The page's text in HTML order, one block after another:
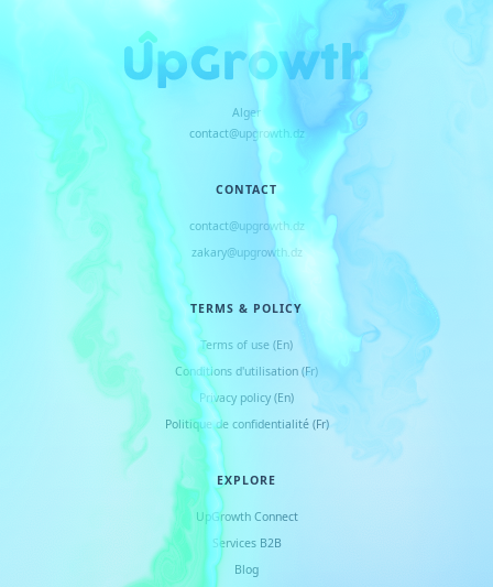
Alger
contact@upgrowth.dz
CONTACT
contact@upgrowth.dz
zakary@upgrowth.dz
TERMS & POLICY
Terms of use (En)
Conditions d'utilisation (Fr)
Privacy policy (En)
Politique de confidentialité (Fr)
EXPLORE
UpGrowth Connect
Services B2B
Blog